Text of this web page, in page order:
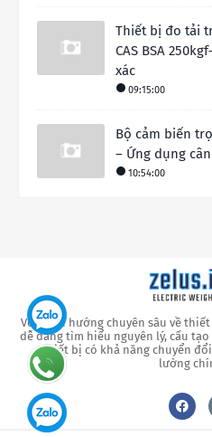
Thiết bị đo tải
CAS BSA
xác
09:15:00
Bộ cảm biến
– Ứng dụng
10:54:00
Với định hướng chuyên sâu về
dễ dàng tìm hiểu nguyên lý, cấu
– thiết bị có khả năng chuyển
lường